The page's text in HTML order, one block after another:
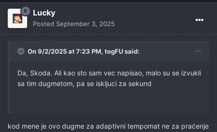
Lucky
Posted September 3, 2025
On 9/2/2025 at 7:23 PM, togFUsaid:
Da, Skoda. Ali kao sto sam vec napisao, malo su se izvukli
sa tim dugmetom, pa se iskljuci za sekund
kod mene je ovo dugme za adaptivni tempomat ne za praćenje